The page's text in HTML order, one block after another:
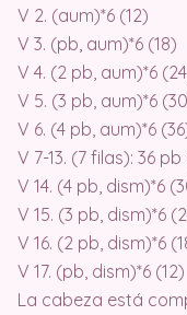
V 2. (aum)*6 (12)
V 3. (pb, aum)*6 (18)
V 4. (2 pb, aum)*6
V 5. (3 pb, aum)*6
V 6. (4 pb, aum)*6
V 7-13. (7 filas): 36 pb
V 14. (4 pb, dism)*6
V 15. (3 pb, dism)*6
V 16. (2 pb, dism)*6
V 17. (pb, dism)*6 (12)
La cabeza está